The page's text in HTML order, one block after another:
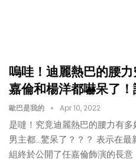
嗚哇！迪麗熱巴的腰
嘉倫和楊洋都嚇呆了！
歐巴是我的 Apr 10, 2022
是噠！究竟迪麗熱巴的腰力有
男主都...驚呆了？？？ 表示在
組終於公開了任嘉倫飾演的長